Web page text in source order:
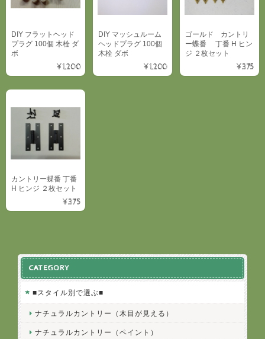
DIY フラットヘッド
プラグ 100個 木栓 ダ
ボ
¥1,200
DIY マッシュルーム
ヘッドプラグ 100個
木栓 ダボ
¥1,200
ゴールド カントリ
ー蝶番 丁番 H ヒン
ジ ２枚セット
¥375
カントリー蝶番 丁番
H ヒンジ ２枚セット
¥375
CATEGORY
■スタイル別で選ぶ■
ナチュラルカントリー（木目が見える）
ナチュラルカントリー（ペイント）